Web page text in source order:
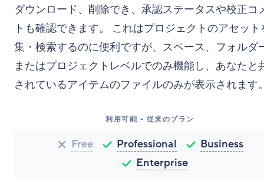
ダウンロード、削除でき、承認ステータスや校正コ
トも確認できます。 これはプロジェクトのアセット
集・検索するのに便利ですが、スペース、フォルダ
またはプロジェクトレベルでのみ機能し、あなたと
されているアイテムのファイルのみが表示されます
利用可能 - 従来のプラン
Free Professional
Business
Enterprise